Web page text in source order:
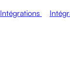
Intégrations